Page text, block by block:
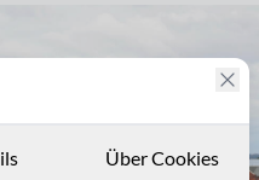
Über Cookies